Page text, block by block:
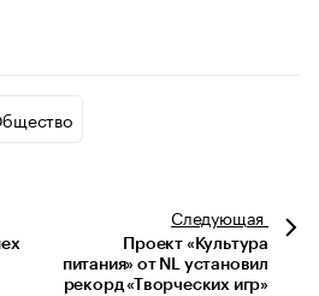
Следующая
Проект «Культура
питания» от NL установил
рекорд «Творческих игр»